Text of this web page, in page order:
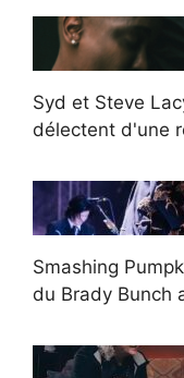
Syd et Steve
délectent d'une
Smashing
du Brady Bunch